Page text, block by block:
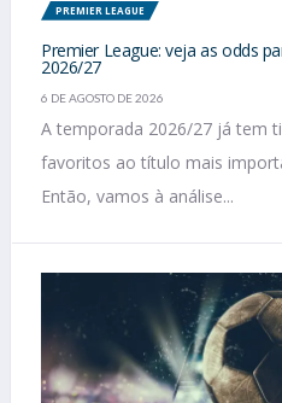
PREMIER LEAGUE
Premier League: veja as odds
2026/27
6 DE AGOSTO DE 2026
A temporada 2026/27 já tem
favoritos ao título mais
Então, vamos à análise...